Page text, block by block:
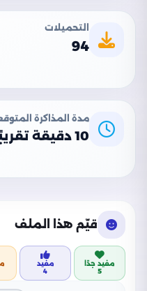
التحميلات
94
مدة المذاكرة
10 دقيقة تقريبًا
قيّم هذا الملف
مفيد جدًا
5
مفيد
4